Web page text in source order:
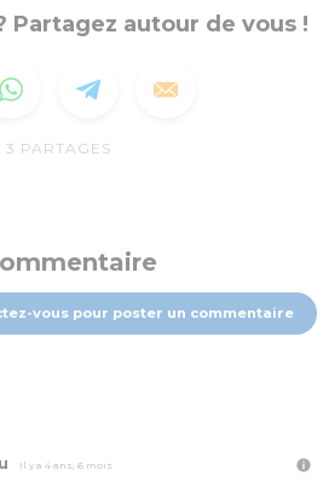
Partagez autour de vous !
3 PARTAGES
vous pour poster un commentaire
Il y a 4 ans, 6 mois